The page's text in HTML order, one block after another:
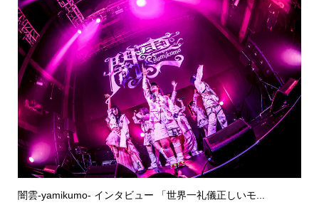
闇雲-yamikumo- インタビュー 「世界一礼儀正しいモ...